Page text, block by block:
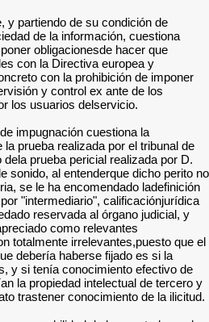
y partiendo de su condición de
de la información, cuestiona
obligacionesde hacer que
con la Directiva europea y
con la prohibición de imponer
y control ex ante de los
los usuarios delservicio.
impugnación cuestiona la
la prueba realizada por el tribunal de
prueba pericial realizada por D.
sonido, al entenderque dicho perito no
se le ha encomendado ladefinición
"intermediario", calificaciónjurídica
reservada al órgano judicial, y
como relevantes
totalmente irrelevantes,puesto que el
debería haberse fijado es si la
y si tenía conocimiento efectivo de
la propiedad intelectual de tercero y
trastener conocimiento de la ilicitud.